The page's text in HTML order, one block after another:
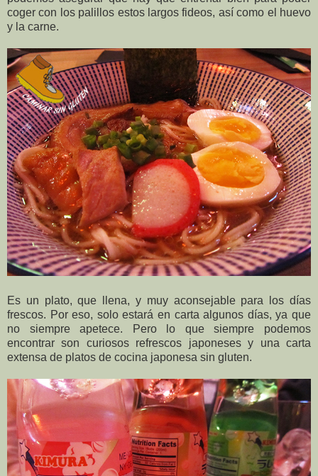
coger con los palillos estos largos fideos, así como el huevo
y la carne.
Es un plato, que llena, y muy aconsejable para los días
frescos. Por eso, solo estará en carta algunos días, ya que
no siempre apetece. Pero lo que siempre podemos
encontrar son curiosos refrescos japoneses y una carta
extensa de platos de cocina japonesa sin gluten.